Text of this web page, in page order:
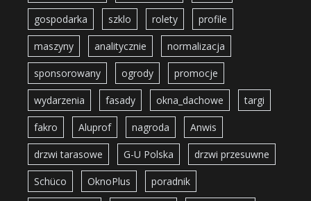
gospodarka szklo rolety profile
maszyny analitycznie normalizacja
sponsorowany ogrody promocje
wydarzenia fasady okna_dachowe targi
fakro Aluprof nagroda Anwis
drzwi tarasowe G-U Polska drzwi przesuwne
Schüco OknoPlus poradnik